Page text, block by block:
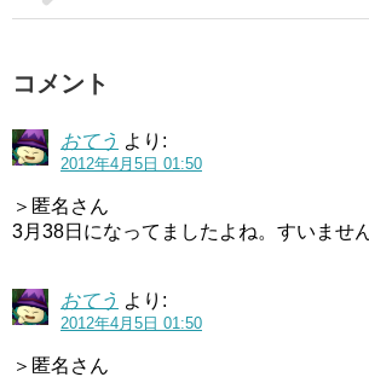
コメント
おてう より:
2012年4月5日 01:50
＞匿名さん
3月38日になってましたよね。すいませ
おてう より:
2012年4月5日 01:50
＞匿名さん